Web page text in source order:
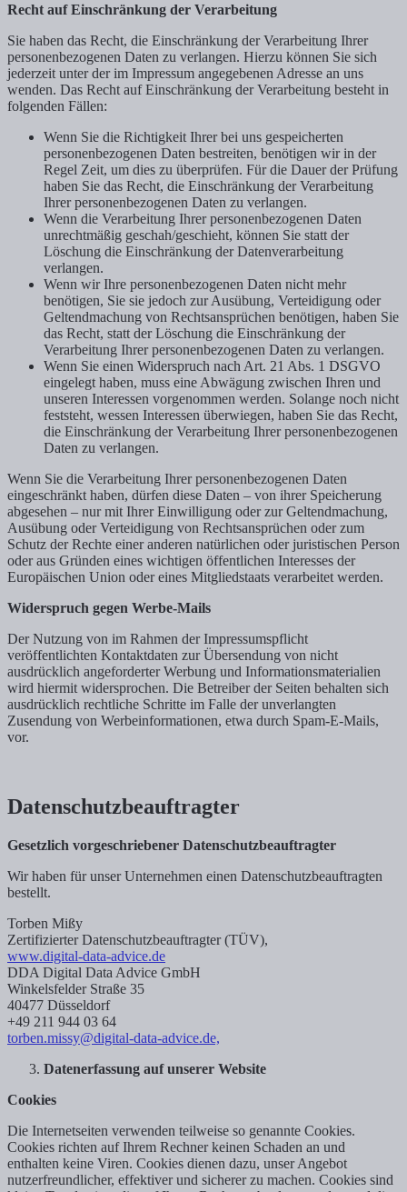
Recht auf Einschränkung der Verarbeitung
Sie haben das Recht, die Einschränkung der Verarbeitung Ihrer
personenbezogenen Daten zu verlangen. Hierzu können Sie sich
jederzeit unter der im Impressum angegebenen Adresse an uns
wenden. Das Recht auf Einschränkung der Verarbeitung besteht in
folgenden Fällen:
Wenn Sie die Richtigkeit Ihrer bei uns gespeicherten
personenbezogenen Daten bestreiten, benötigen wir in der
Regel Zeit, um dies zu überprüfen. Für die Dauer der Prüfung
haben Sie das Recht, die Einschränkung der Verarbeitung
Ihrer personenbezogenen Daten zu verlangen.
Wenn die Verarbeitung Ihrer personenbezogenen Daten
unrechtmäßig geschah/geschieht, können Sie statt der
Löschung die Einschränkung der Datenverarbeitung
verlangen.
Wenn wir Ihre personenbezogenen Daten nicht mehr
benötigen, Sie sie jedoch zur Ausübung, Verteidigung oder
Geltendmachung von Rechtsansprüchen benötigen, haben Sie
das Recht, statt der Löschung die Einschränkung der
Verarbeitung Ihrer personenbezogenen Daten zu verlangen.
Wenn Sie einen Widerspruch nach Art. 21 Abs. 1 DSGVO
eingelegt haben, muss eine Abwägung zwischen Ihren und
unseren Interessen vorgenommen werden. Solange noch nicht
feststeht, wessen Interessen überwiegen, haben Sie das Recht,
die Einschränkung der Verarbeitung Ihrer personenbezogenen
Daten zu verlangen.
Wenn Sie die Verarbeitung Ihrer personenbezogenen Daten
eingeschränkt haben, dürfen diese Daten – von ihrer Speicherung
abgesehen – nur mit Ihrer Einwilligung oder zur Geltendmachung,
Ausübung oder Verteidigung von Rechtsansprüchen oder zum
Schutz der Rechte einer anderen natürlichen oder juristischen Person
oder aus Gründen eines wichtigen öffentlichen Interesses der
Europäischen Union oder eines Mitgliedstaats verarbeitet werden.
Widerspruch gegen Werbe-Mails
Der Nutzung von im Rahmen der Impressumspflicht
veröffentlichten Kontaktdaten zur Übersendung von nicht
ausdrücklich angeforderter Werbung und Informationsmaterialien
wird hiermit widersprochen. Die Betreiber der Seiten behalten sich
ausdrücklich rechtliche Schritte im Falle der unverlangten
Zusendung von Werbeinformationen, etwa durch Spam-E-Mails,
vor.
Datenschutzbeauftragter
Gesetzlich vorgeschriebener Datenschutzbeauftragter
Wir haben für unser Unternehmen einen Datenschutzbeauftragten
bestellt.
Torben Mißy
Zertifizierter Datenschutzbeauftragter (TÜV),
www.digital-data-advice.de
DDA Digital Data Advice GmbH
Winkelsfelder Straße 35
40477 Düsseldorf
+49 211 944 03 64
torben.missy@digital-data-advice.de,
Datenerfassung auf unserer Website
Cookies
Die Internetseiten verwenden teilweise so genannte Cookies.
Cookies richten auf Ihrem Rechner keinen Schaden an und
enthalten keine Viren. Cookies dienen dazu, unser Angebot
nutzerfreundlicher, effektiver und sicherer zu machen. Cookies sind